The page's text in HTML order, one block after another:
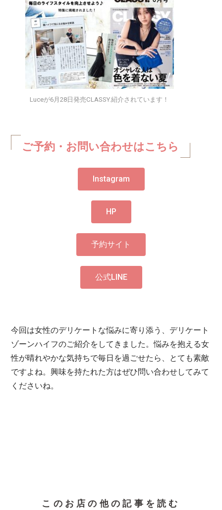
Luceが6月28日発売CLASSY.紹介されています！
ご予約・お問い合わせはこちら
Instagram
HP
予約サイト
公式LINE
今回は女性のデリケートな悩みに寄り添う、デリケート
ゾーンハイフのご紹介をしてきました。悩みを抱える女
性が晴れやかな気持ちで毎日を過ごせたら、とても素敵
ですよね。興味を持たれた方はぜひ問い合わせしてみて
くださいね。
このお店の他の記事を読む